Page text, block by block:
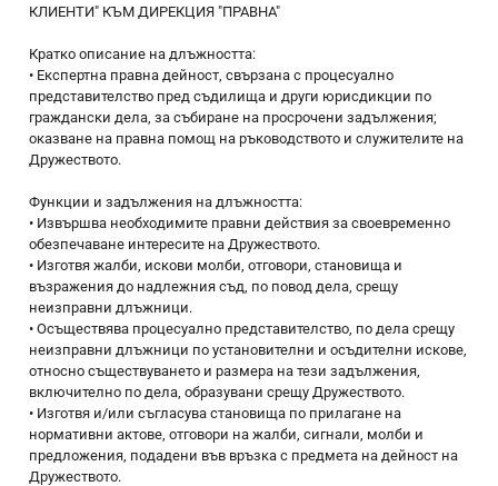
КЛИЕНТИ" КЪМ ДИРЕКЦИЯ "ПРАВНА"
Кратко описание на длъжността:
• Експертна правна дейност, свързана с процесуално
представителство пред съдилища и други юрисдикции по
граждански дела, за събиране на просрочени задължения;
оказване на правна помощ на ръководството и служителите на
Дружеството.
Функции и задължения на длъжността:
• Извършва необходимите правни действия за своевременно
обезпечаване интересите на Дружеството.
• Изготвя жалби, искови молби, отговори, становища и
възражения до надлежния съд, по повод дела, срещу
неизправни длъжници.
• Осъществява процесуално представителство, по дела срещу
неизправни длъжници по установителни и осъдителни искове,
относно съществуването и размера на тези задължения,
включително по дела, образувани срещу Дружеството.
• Изготвя и/или съгласува становища по прилагане на
нормативни актове, отговори на жалби, сигнали, молби и
предложения, подадени във връзка с предмета на дейност на
Дружеството.